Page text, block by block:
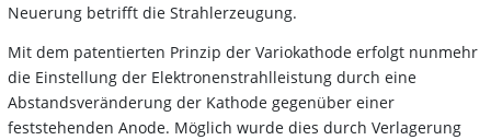
Neuerung betrifft die Strahlerzeugung.
Mit dem patentierten Prinzip der Variokathode erfolgt nunmehr
die Einstellung der Elektronenstrahlleistung durch eine
Abstandsveränderung der Kathode gegenüber einer
feststehenden Anode. Möglich wurde dies durch Verlagerung